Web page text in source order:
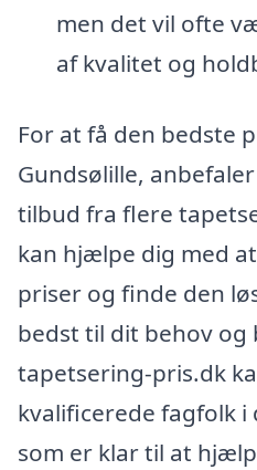
men det vil ofte
af kvalitet og
For at få den bedste
Gundsølille,
tilbud fra flere
kan hjælpe dig med
priser og finde den
bedst til dit behov og
tapetsering-pris.dk
kvalificerede fagfolk i
som er klar til at